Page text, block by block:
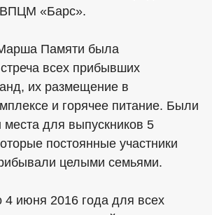
«Барс».
Памяти была
всех прибывших
их размещение в
и горячее питание. Были
для выпускников 5
постоянные участники
целыми семьями.
4 июня 2016 года для всех